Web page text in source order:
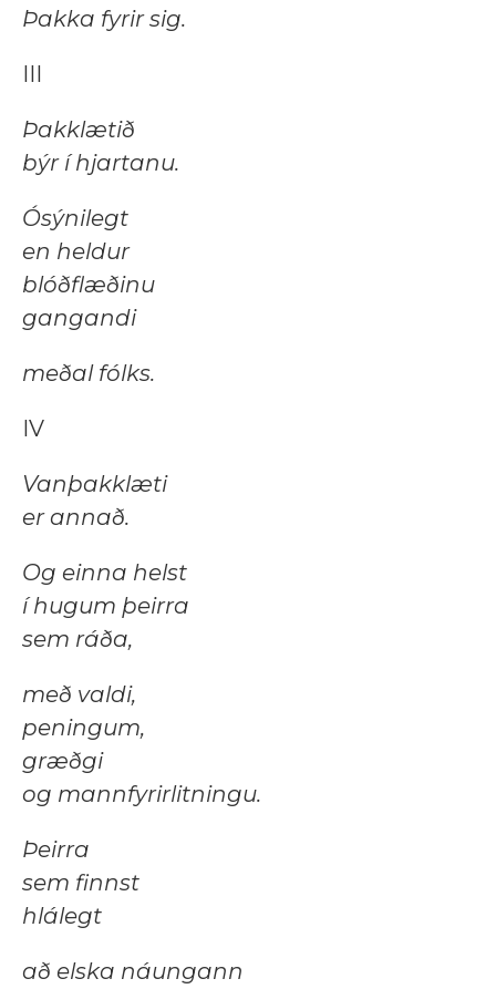
Þakka fyrir sig.
III
Þakklætið
býr í hjartanu.
Ósýnilegt
en heldur
blóðflæðinu
gangandi
meðal fólks.
IV
Vanþakklæti
er annað.
Og einna helst
í hugum þeirra
sem ráða,
með valdi,
peningum,
græðgi
og mannfyrirlitningu.
Þeirra
sem finnst
hlálegt
að elska náungann